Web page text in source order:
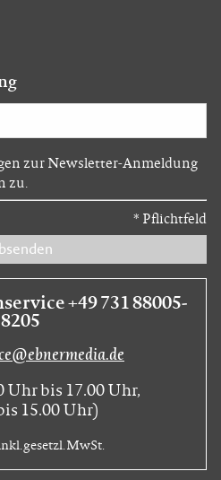
zur Newsletter-Anmeldung
zu.
* Pflichtfeld
+49 731 88005-
8205
Uhr bis 17.00 Uhr,
15.00 Uhr)
gesetzl. MwSt.